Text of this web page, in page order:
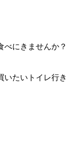
べにきませんか？
いたい トイレ行き